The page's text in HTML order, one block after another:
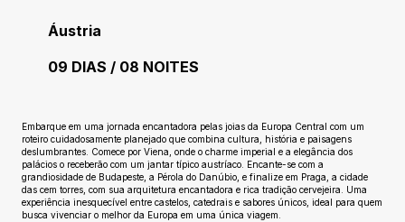
Áustria
09 DIAS / 08 NOITES
Embarque em uma jornada encantadora pelas joias da Europa Central com um
roteiro cuidadosamente planejado que combina cultura, história e paisagens
deslumbrantes. Comece por Viena, onde o charme imperial e a elegância dos
palácios o receberão com um jantar típico austríaco. Encante-se com a
grandiosidade de Budapeste, a Pérola do Danúbio, e finalize em Praga, a cidade
das cem torres, com sua arquitetura encantadora e rica tradição cervejeira. Uma
experiência inesquecível entre castelos, catedrais e sabores únicos, ideal para quem
busca vivenciar o melhor da Europa em uma única viagem.